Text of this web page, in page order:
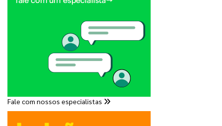
Fale com nossos especialistas